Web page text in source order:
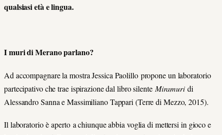
qualsiasi età e lingua.
I muri di Merano parlano?
Ad accompagnare la mostra Jessica Paolillo propone un laboratorio
partecipativo che trae ispirazione dal libro silente Miramuridi
Alessandro Sanna e Massimiliano Tappari (Terre di Mezzo, 2015).
Il laboratorio è aperto a chiunque abbia voglia di mettersi in gioco e